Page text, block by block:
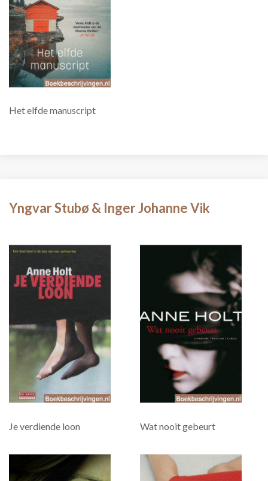
Het elfde manuscript
Yngvar Stubø & Inger Johanne Vik
Je verdiende loon Wat nooit gebeurt